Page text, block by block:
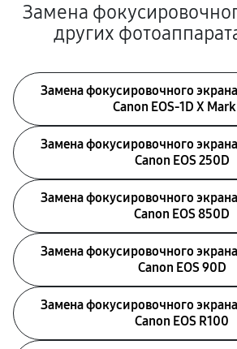
Замена
других
Замена фокусировочного
Canon EOS‑1D X
Замена фокусировочного
Canon EOS 250D
Замена фокусировочного
Canon EOS 850D
Замена фокусировочного
Canon EOS 90D
Замена фокусировочного
Canon EOS R100